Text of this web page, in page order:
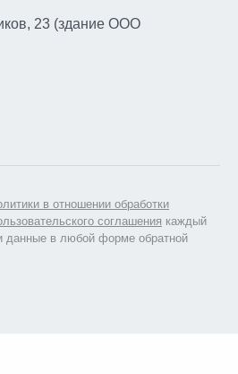
23 (здание ООО
в отношении обработки
соглашения каждый
данные в любой форме обратной